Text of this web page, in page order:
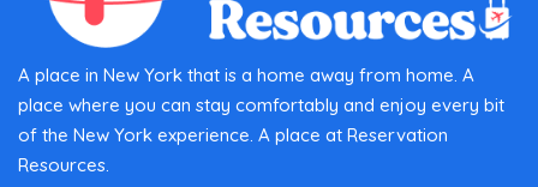
A place in New York that is a home away from home. A
place where you can stay comfortably and enjoy every bit
of the New York experience. A place at Reservation
Resources.